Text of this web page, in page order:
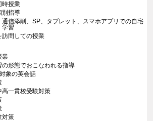
時授業
別指導
通信添削、SP、タブレット、スマホアプリでの自宅
学習
訪問しての授業
業
の形態でおこなわれる指導
象の英会話
高一貫校受験対策
対策